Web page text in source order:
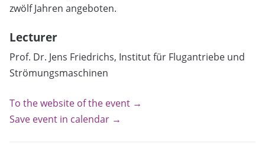
zwölf Jahren angeboten.
Lecturer
Prof. Dr. Jens Friedrichs, Institut für Flugantriebe und
Strömungsmaschinen
To the website of the event →
Save event in calendar →